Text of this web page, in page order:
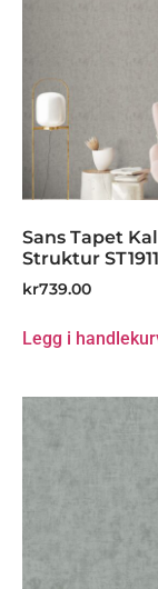
Sans Tapet
Struktur ST1911
kr739.00
Legg i